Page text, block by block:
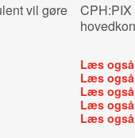
vil gøre
CPH:PIX
Læs
Læs
Læs
Læs
Læs